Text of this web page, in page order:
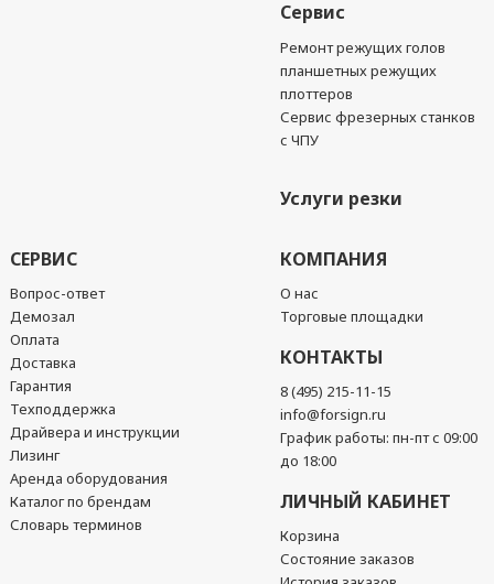
Сервис
Ремонт режущих голов
планшетных режущих
плоттеров
Сервис фрезерных станков
с ЧПУ
Услуги резки
СЕРВИС
Вопрос-ответ
Демозал
Оплата
Доставка
Гарантия
Техподдержка
Драйвера и инструкции
Лизинг
Аренда оборудования
Каталог по брендам
Словарь терминов
КОМПАНИЯ
О нас
Торговые площадки
КОНТАКТЫ
8 (495) 215-11-15
info@forsign.ru
График работы: пн-пт с 09:00
до 18:00
ЛИЧНЫЙ КАБИНЕТ
Корзина
Состояние заказов